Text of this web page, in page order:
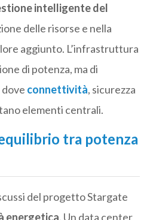
intelligente del
delle risorse e nella
aggiunto. L’infrastruttura
di potenza, ma di
dove connettività, sicurezza
elementi centrali.
tra potenza
del progetto Stargate
energetica. Un data center